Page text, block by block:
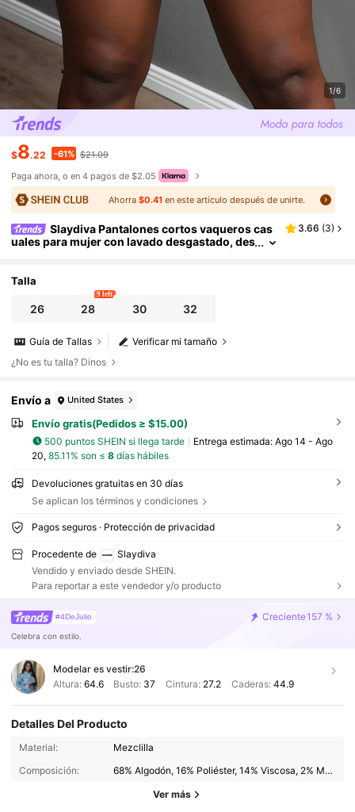
1/6
$8.22 -61% $21.09
Paga ahora, o en 4 pagos de $2.05
Ahorra $0.41en este artículo después de unirte.
Slaydiva Pantalones cortos vaqueros cas
uales para mujer con lavado desgastado, des
3.66 (3)
Talla
26 28
9 left
30 32
Verificar mi tamaño
Guía de Tallas
¿No es tu talla? Dinos
Envío a United States
Envío gratis(Pedidos ≥ $15.00)
500 puntos SHEIN si llega tarde Entrega estimada: Ago 14 - Ago
20, 85.11% son ≤ 8días hábiles
Devoluciones gratuitas en 30 días
Se aplican los términos y condiciones
Pagos seguros · Protección de privacidad
Procedente de
Slaydiva
Vendido y enviado desde SHEIN.
Para reportar a este vendedor y/o producto
#4DeJulio Creciente157 %
Celebra con estilo.
Modelar es vestir:26
Altura: 64.6 Busto: 37 Cintura: 27.2 Caderas: 44.9
Detalles Del Producto
Material:
Mezclilla
Composición:
68% Algodón, 16% Poliéster, 14% Viscosa, 2% Modal
Ver más
1.1M Seguidores
1.1M Seguidores